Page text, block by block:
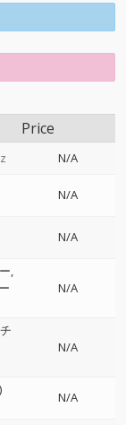
Price
N/A
N/A
N/A
N/A
チ
N/A
N/A